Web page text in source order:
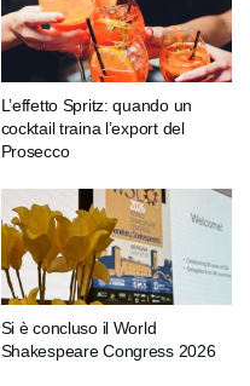
L’effetto Spritz: quando un
cocktail traina l’export del
Prosecco
Si è concluso il World
Shakespeare Congress 2026